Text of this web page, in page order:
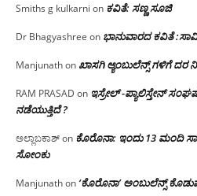
Smiths g kulkarni on ಕವಿತೆ: ಸಣ್ಣ ಸೂಜಿ
Dr Bhagyashree on ಭಾನುವಾರದ ಕವಿತೆ
Manjunathonಖಾಸಗಿ ಆ್ಯಂಬುಲೆನ್ಸ್ ಗಳಿಗೆ ದರ
RAM PRASAD on ಇಸ್ರೇಲ್ -ಪ್ಯಾಲಿಸ್ತೇನ್
ನಡೆಯುತ್ತಿದೆ ?
ಅಲ್ಲಾಬಕಾಶ್on ಕೊರೊನಾ: ಇಂದು 13 ಮಂದಿ
ಸೋಂಕು
Manjunathon ‘ಕೊರೊನಾ’ ಅಂಬುಲೆನ್ಸ್